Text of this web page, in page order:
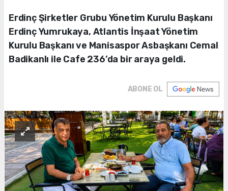
Erdinç Şirketler Grubu Yönetim Kurulu Başkanı
Erdinç Yumrukaya, Atlantis İnşaat Yönetim
Kurulu Başkanı ve Manisaspor Asbaşkanı Cemal
Badikanlı ile Cafe 236’da bir araya geldi.
ABONE OL